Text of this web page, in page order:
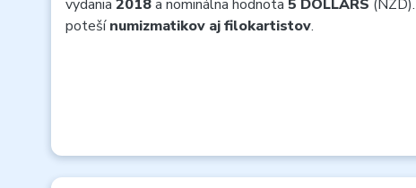
vydania 2018a nominálna hodnota 5 DOLLARS
potešínumizmatikov aj filokartistov.